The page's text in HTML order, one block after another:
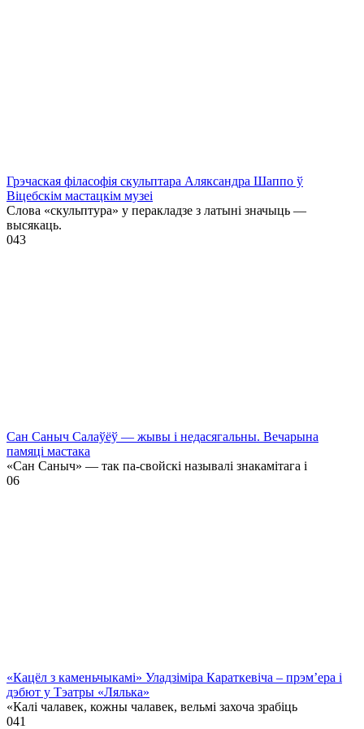
Грэчаская філасофія скульптара Аляксандра Шаппо ў
Віцебскім мастацкім музеі
Слова «скульптура» у перакладзе з латыні значыць —
высякаць.
043
Сан Саныч Салаўёў — жывы і недасягальны. Вечарына
памяці мастака
«Сан Саныч» — так па-свойскі называлі знакамітага і
06
«Кацёл з каменьчыкамі» Уладзіміра Караткевіча – прэм’ера і
дэбют у Тэатры «Лялька»
«Калі чалавек, кожны чалавек, вельмі захоча зрабіць
041